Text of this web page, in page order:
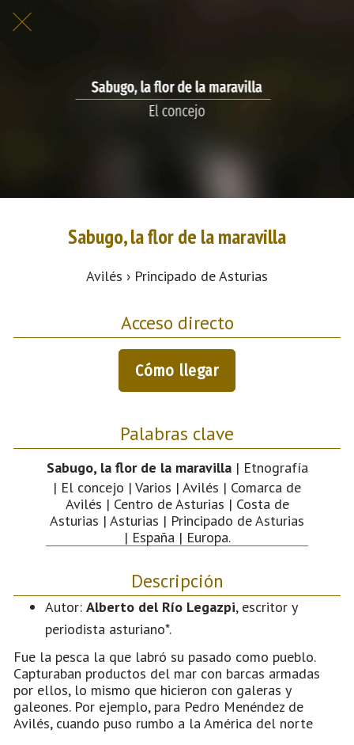
Sabugo, la flor de la maravilla
Avilés › Principado de Asturias
Acceso directo
Cómo llegar
Palabras clave
Sabugo, la flor de la maravilla| Etnografía
| El concejo | Varios | Avilés | Comarca de
Avilés | Centro de Asturias | Costa de
Asturias | Asturias | Principado de Asturias
| España | Europa.
Descripción
Autor: Alberto del Río Legazpi, escritor y
periodista asturiano*.
Fue la pesca la que labró su pasado como pueblo.
Capturaban productos del mar con barcas armadas
por ellos, lo mismo que hicieron con galeras y
galeones. Por ejemplo, para Pedro Menéndez de
Avilés, cuando puso rumbo a la América del norte